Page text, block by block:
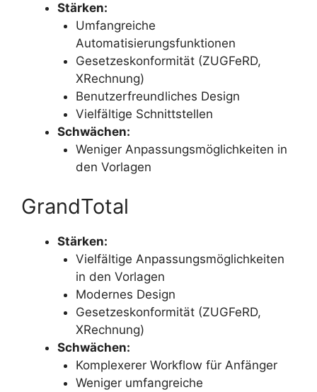
Stärken:
Umfangreiche
Automatisierungsfunktionen
Gesetzeskonformität (ZUGFeRD,
XRechnung)
Benutzerfreundliches Design
Vielfältige Schnittstellen
Schwächen:
Weniger Anpassungsmöglichkeiten in
den Vorlagen
GrandTotal
Stärken:
Vielfältige Anpassungsmöglichkeiten
in den Vorlagen
Modernes Design
Gesetzeskonformität (ZUGFeRD,
XRechnung)
Schwächen:
Komplexerer Workflow für Anfänger
Weniger umfangreiche